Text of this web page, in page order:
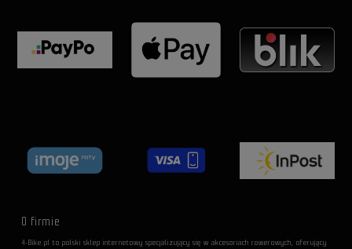
O firmie
4-Bike.pl to polski sklep internetowy specjalizujący się w akcesoriach rowerowych, oferujący